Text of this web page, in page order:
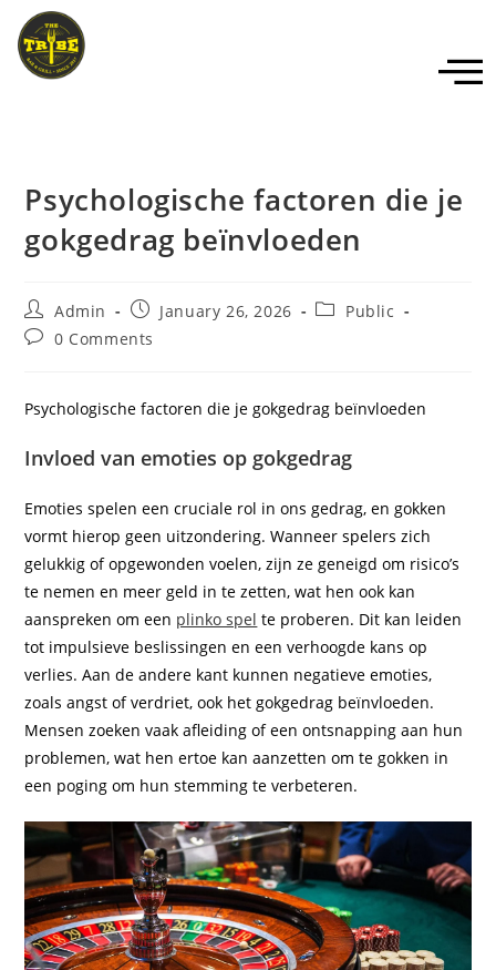
Psychologische factoren die je
gokgedrag beïnvloeden
Admin January 26, 2026
Public
0 Comments
Psychologische factoren die je gokgedrag beïnvloeden
Invloed van emoties op gokgedrag
Emoties spelen een cruciale rol in ons gedrag, en gokken
vormt hierop geen uitzondering. Wanneer spelers zich
gelukkig of opgewonden voelen, zijn ze geneigd om risico’s
te nemen en meer geld in te zetten, wat hen ook kan
aanspreken om een plinko spel te proberen. Dit kan leiden
tot impulsieve beslissingen en een verhoogde kans op
verlies. Aan de andere kant kunnen negatieve emoties,
zoals angst of verdriet, ook het gokgedrag beïnvloeden.
Mensen zoeken vaak afleiding of een ontsnapping aan hun
problemen, wat hen ertoe kan aanzetten om te gokken in
een poging om hun stemming te verbeteren.